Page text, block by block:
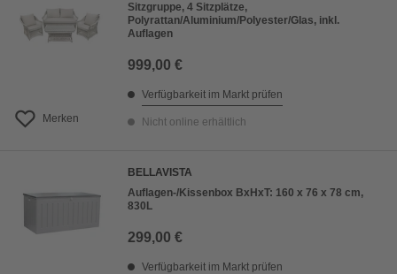
Merken
Sitzgruppe, 4 Sitzplätze,
Polyrattan/Aluminium/Polyester/Glas, inkl.
Auflagen
999,00 €
Verfügbarkeit im Markt prüfen
Nicht online erhältlich
BELLAVISTA
Auflagen-/Kissenbox BxHxT: 160 x 76 x 78 cm,
830L
299,00 €
Verfügbarkeit im Markt prüfen